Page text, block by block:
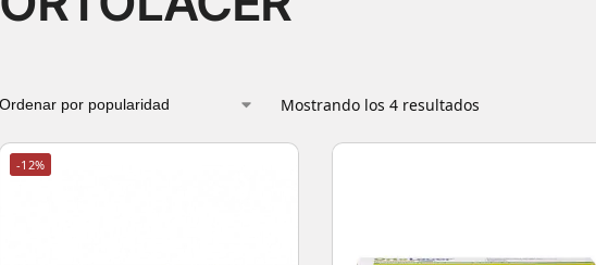
Mostrando los 4 resultados
-12%